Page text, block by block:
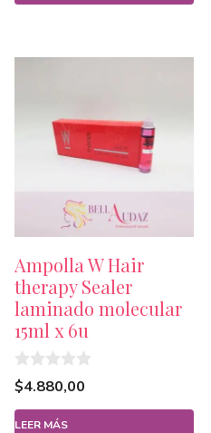
Ampolla W Hair
therapy Sealer
laminado molecular
15ml x 6u
0
d
e
5
$4.880,00
LEER MÁS